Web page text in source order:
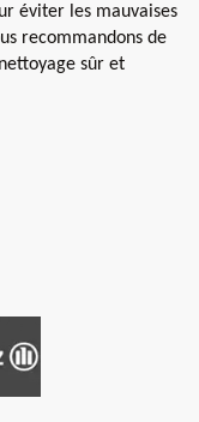
éviter les mauvaises
recommandons de
sûr et